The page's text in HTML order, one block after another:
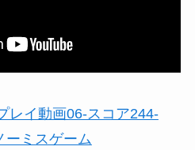
レイ動画06-スコア244-
ーミスゲーム